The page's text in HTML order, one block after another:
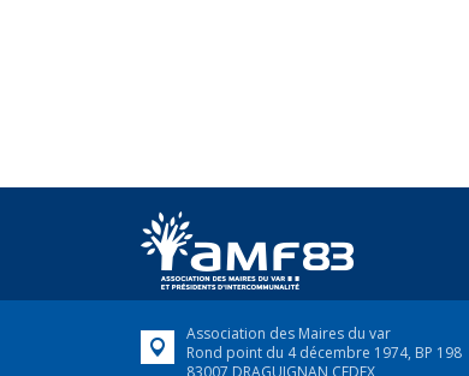
Association des Maires du var
Rond point du 4 décembre 1974, BP 198
83007 DRAGUIGNAN CEDEX